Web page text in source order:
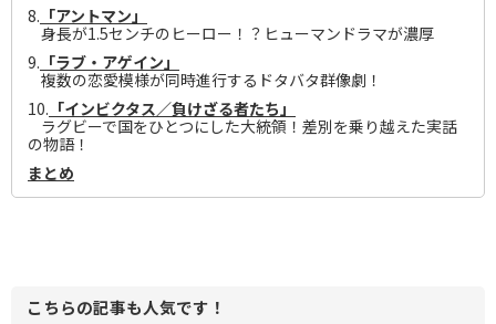
8. 「アントマン」
身長が1.5センチのヒーロー！？ヒューマンドラマが濃厚
9. 「ラブ・アゲイン」
複数の恋愛模様が同時進行するドタバタ群像劇！
10. 「インビクタス／負けざる者たち」
ラグビーで国をひとつにした大統領！差別を乗り越えた実話
の物語！
まとめ
こちらの記事も人気です！